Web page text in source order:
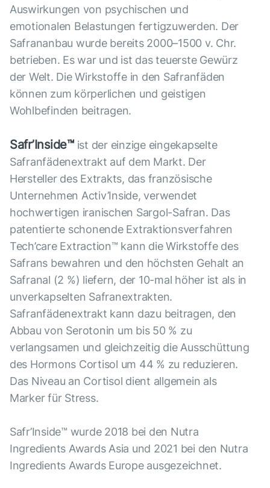
Auswirkungen von psychischen und
emotionalen Belastungen fertigzuwerden. Der
Safrananbau wurde bereits 2000–1500 v. Chr.
betrieben. Es war und ist das teuerste Gewürz
der Welt. Die Wirkstoffe in den Safranfäden
können zum körperlichen und geistigen
Wohlbefinden beitragen.
Safr’Inside™ist der einzige eingekapselte
Safranfädenextrakt auf dem Markt. Der
Hersteller des Extrakts, das französische
Unternehmen Activ’Inside, verwendet
hochwertigen iranischen Sargol-Safran. Das
patentierte schonende Extraktionsverfahren
Tech’care Extraction™ kann die Wirkstoffe des
Safrans bewahren und den höchsten Gehalt an
Safranal (2 %) liefern, der 10-mal höher ist als in
unverkapselten Safranextrakten.
Safranfädenextrakt kann dazu beitragen, den
Abbau von Serotonin um bis 50 % zu
verlangsamen und gleichzeitig die Ausschüttung
des Hormons Cortisol um 44 % zu reduzieren.
Das Niveau an Cortisol dient allgemein als
Marker für Stress.
Safr’Inside™ wurde 2018 bei den Nutra
Ingredients Awards Asia und 2021 bei den Nutra
Ingredients Awards Europe ausgezeichnet.